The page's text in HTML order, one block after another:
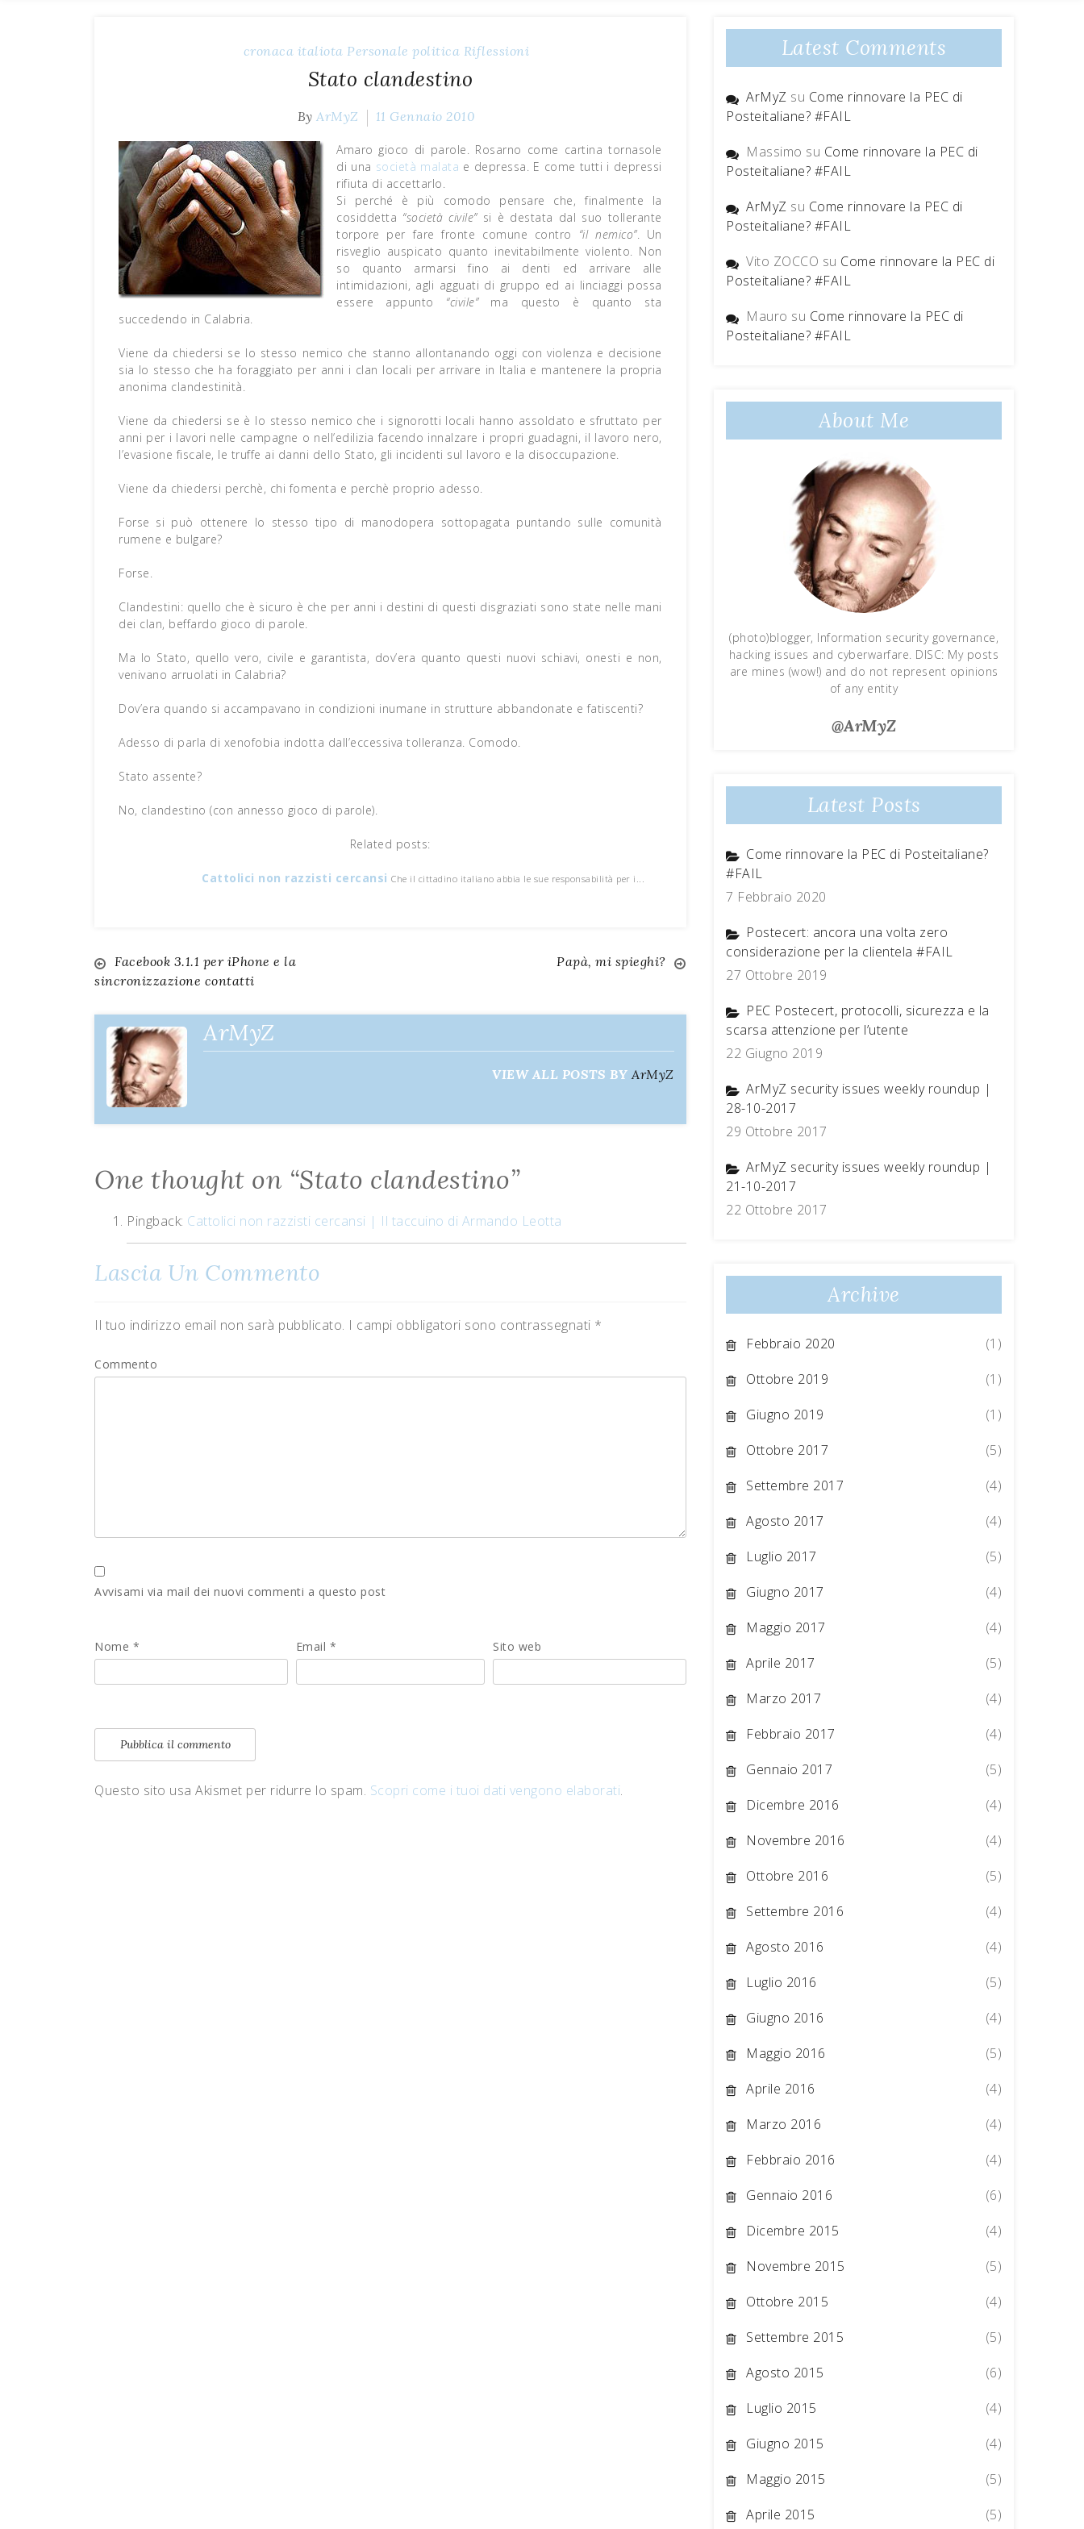
cronaca italiota Personale politica Riflessioni
Stato clandestino
ByArMyZ 11 Gennaio 2010
Amaro gioco di parole. Rosarno come cartina tornasole
di una società malata e depressa. E come tutti i depressi
rifiuta di accettarlo.
Si perché è più comodo pensare che, finalmente la
cosiddetta “società civile”si è destata dal suo tollerante
torpore per fare fronte comune contro “il nemico”. Un
risveglio auspicato quanto inevitabilmente violento. Non
so quanto armarsi fino ai denti ed arrivare alle
intimidazioni, agli agguati di gruppo ed ai linciaggi possa
essere appunto “civile”ma questo è quanto sta
succedendo in Calabria.
Viene da chiedersi se lo stesso nemico che stanno allontanando oggi con violenza e decisione
sia lo stesso che ha foraggiato per anni i clan locali per arrivare in Italia e mantenere la propria
anonima clandestinità.
Viene da chiedersi se è lo stesso nemico che i signorotti locali hanno assoldato e sfruttato per
anni per i lavori nelle campagne o nell’edilizia facendo innalzare i propri guadagni, il lavoro nero,
l’evasione fiscale, le truffe ai danni dello Stato, gli incidenti sul lavoro e la disoccupazione.
Viene da chiedersi perchè, chi fomenta e perchè proprio adesso.
Forse si può ottenere lo stesso tipo di manodopera sottopagata puntando sulle comunità
rumene e bulgare?
Forse.
Clandestini: quello che è sicuro è che per anni i destini di questi disgraziati sono state nelle mani
dei clan, beffardo gioco di parole.
Ma lo Stato, quello vero, civile e garantista, dov’era quanto questi nuovi schiavi, onesti e non,
venivano arruolati in Calabria?
Dov’era quando si accampavano in condizioni inumane in strutture abbandonate e fatiscenti?
Adesso di parla di xenofobia indotta dall’eccessiva tolleranza. Comodo.
Stato assente?
No, clandestino (con annesso gioco di parole).
Related posts:
Cattolici non razzisti cercansiChe il cittadino italiano abbia le sue responsabilità per i...
Navigazione
articoli
Facebook 3.1.1 per iPhone e la
sincronizzazione contatti
Papà, mi spieghi?
ArMyZ
VIEW ALL POSTS BYArMyZ
One thought on “Stato clandestino”
Pingback: Cattolici non razzisti cercansi | Il taccuino di Armando Leotta
Lascia Un Commento
Il tuo indirizzo email non sarà pubblicato. I campi obbligatori sono contrassegnati *
Commento
Avvisami via mail dei nuovi commenti a questo post
Nome * Email * Sito web
Questo sito usa Akismet per ridurre lo spam. Scopri come i tuoi dati vengono elaborati.
Latest Comments
ArMyZ su Come rinnovare la PEC di
Posteitaliane? #FAIL
Massimo su Come rinnovare la PEC di
Posteitaliane? #FAIL
ArMyZ su Come rinnovare la PEC di
Posteitaliane? #FAIL
Vito ZOCCO su Come rinnovare la PEC di
Posteitaliane? #FAIL
Mauro su Come rinnovare la PEC di
Posteitaliane? #FAIL
About Me
(photo)blogger, Information security governance,
hacking issues and cyberwarfare. DISC: My posts
are mines (wow!) and do not represent opinions
of any entity
@ArMyZ
Latest Posts
Come rinnovare la PEC di Posteitaliane?
#FAIL
7 Febbraio 2020
Postecert: ancora una volta zero
considerazione per la clientela #FAIL
27 Ottobre 2019
PEC Postecert, protocolli, sicurezza e la
scarsa attenzione per l’utente
22 Giugno 2019
ArMyZ security issues weekly roundup |
28-10-2017
29 Ottobre 2017
ArMyZ security issues weekly roundup |
21-10-2017
22 Ottobre 2017
Archive
Febbraio 2020
(1)
Ottobre 2019
(1)
Giugno 2019
(1)
Ottobre 2017
(5)
Settembre 2017
(4)
Agosto 2017
(4)
Luglio 2017
(5)
Giugno 2017
(4)
Maggio 2017
(4)
Aprile 2017
(5)
Marzo 2017
(4)
Febbraio 2017
(4)
Gennaio 2017
(5)
Dicembre 2016
(4)
Novembre 2016
(4)
Ottobre 2016
(5)
Settembre 2016
(4)
Agosto 2016
(4)
Luglio 2016
(5)
Giugno 2016
(4)
Maggio 2016
(5)
Aprile 2016
(4)
Marzo 2016
(4)
Febbraio 2016
(4)
Gennaio 2016
(6)
Dicembre 2015
(4)
Novembre 2015
(5)
Ottobre 2015
(4)
Settembre 2015
(5)
Agosto 2015
(6)
Luglio 2015
(4)
Giugno 2015
(4)
Maggio 2015
(5)
Aprile 2015
(5)